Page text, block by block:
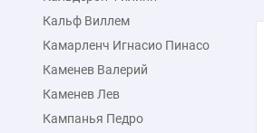
Кальф Виллем
Камарленч Игнасио Пинасо
Каменев Валерий
Каменев Лев
Кампанья Педро